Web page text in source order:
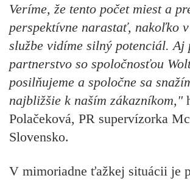
Veríme, že tento počet miest a
perspektívne narastať, nakoľko
službe vidíme silný potenciál. Aj
partnerstvo so spoločnosťou
posilňujeme a spoločne sa
najbližšie k naším zákazníkom,"
Polačeková, PR supervízorka
Slovensko.
V mimoriadne ťažkej situácii je